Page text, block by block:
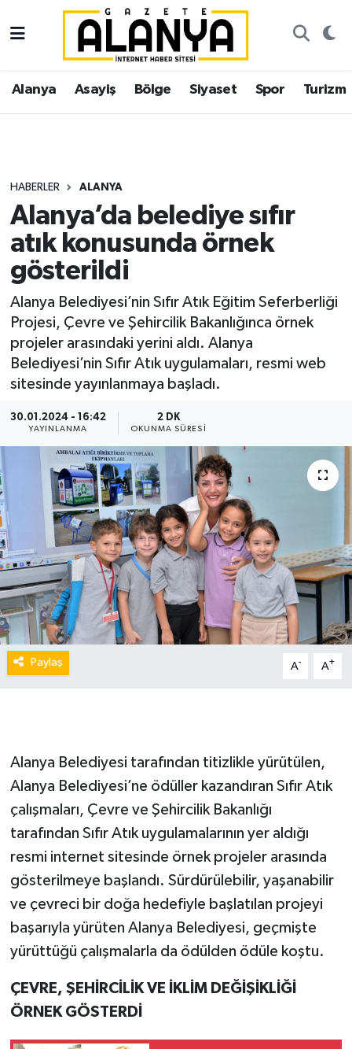
Alanya Asayiş Bölge Siyaset Spor Turizm
HABERLER ALANYA
Alanya’da belediye sıfır
atık konusunda örnek
gösterildi
Alanya Belediyesi’nin Sıfır Atık Eğitim Seferberliği
Projesi, Çevre ve Şehircilik Bakanlığınca örnek
projeler arasındaki yerini aldı. Alanya
Belediyesi’nin Sıfır Atık uygulamaları, resmi web
sitesinde yayınlanmaya başladı.
30.01.2024 - 16:42
YAYINLANMA
2 DK
OKUNMA SÜRESI
Paylaş A- A+
Alanya Belediyesi tarafından titizlikle yürütülen,
Alanya Belediyesi’ne ödüller kazandıran Sıfır Atık
çalışmaları, Çevre ve Şehircilik Bakanlığı
tarafından Sıfır Atık uygulamalarının yer aldığı
resmi internet sitesinde örnek projeler arasında
gösterilmeye başlandı. Sürdürülebilir, yaşanabilir
ve çevreci bir doğa hedefiyle başlatılan projeyi
başarıyla yürüten Alanya Belediyesi, geçmişte
yürüttüğü çalışmalarla da ödülden ödüle koştu.
ÇEVRE, ŞEHİRCİLİK VE İKLİM DEĞİŞİKLİĞİ
ÖRNEK GÖSTERDİ
Alanya
Asayiş
Siyaset
Spor
Turizm
Ekonomi
Gazipaşa
İstanbul Nöbetçi Eczaneler
İstanbul Hava Durumu
Süper Lig Puan Durumu ve Fikstür
Tüm Manşetler
Son Dakika Haberleri
Haber Arşivi